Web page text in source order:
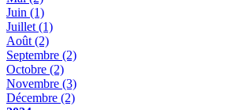
Juin (1)
Juillet (1)
Août (2)
Septembre (2)
Octobre (2)
Novembre (3)
Décembre (2)